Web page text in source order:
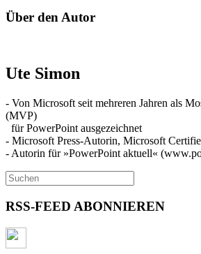
Über den Autor
Ute Simon
- Von Microsoft seit mehreren Jahren als
(MVP)
für PowerPoint ausgezeichnet
- Microsoft Press-Autorin, Microsoft
- Autorin für »PowerPoint aktuell«
RSS-FEED ABONNIEREN